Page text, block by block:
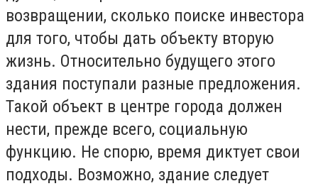
возвращении, сколько поиске инвестора
для того, чтобы дать объекту вторую
жизнь. Относительно будущего этого
здания поступали разные предложения.
Такой объект в центре города должен
нести, прежде всего, социальную
функцию. Не спорю, время диктует свои
подходы. Возможно, здание следует